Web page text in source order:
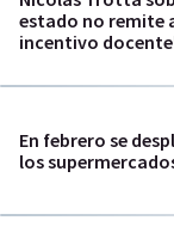
estado no remite
incentivo
En febrero se
los